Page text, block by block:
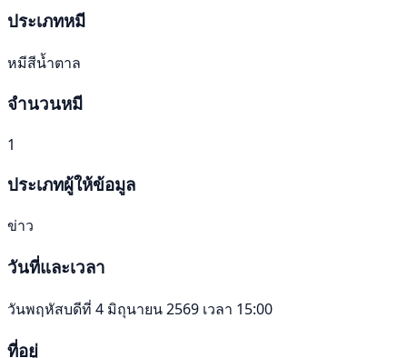
ประเภทหมี
หมีสีน้ำตาล
จำนวนหมี
1
ประเภทผู้ให้ข้อมูล
ข่าว
วันที่และเวลา
วันพฤหัสบดีที่ 4 มิถุนายน 2569 เวลา 15:00
ที่อยู่